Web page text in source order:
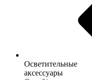
Осветительные
аксессуары